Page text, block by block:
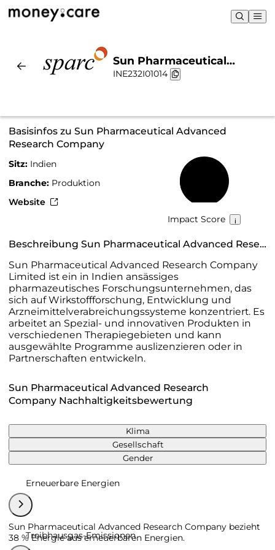
Sun Pharmaceutical
Advanced Research
INE232I01014
Basisinfos zu Sun Pharmaceutical Advanced
Research Company
Sitz: Indien
Branche: Produktion
Website
Impact Score
Beschreibung Sun Pharmaceutical Advanced Research Company
Sun Pharmaceutical Advanced Research Company
Limited ist ein in Indien ansässiges
pharmazeutisches Forschungsunternehmen, das
sich auf Wirkstoffforschung, Entwicklung und
Arzneimittelverabreichungssysteme konzentriert. Es
arbeitet an Spezial- und innovativen Produkten in
verschiedenen Therapiegebieten und kann
ausgewählte Programme auslizenzieren oder in
Partnerschaften entwickeln.
Sun Pharmaceutical Advanced Research
Company Nachhaltigkeitsbewertung
Klima
Gesellschaft
Gender
Erneuerbare Energien
Sun Pharmaceutical Advanced Research Company bezieht
38 % Energie aus erneuerbaren Energien.
Treibhausgas-Emissionen